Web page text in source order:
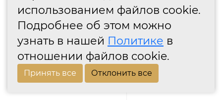
использованием файлов cookie.
Подробнее об этом можно
узнать в нашей Политике в
отношении файлов cookie.
Принять все Отклонить все